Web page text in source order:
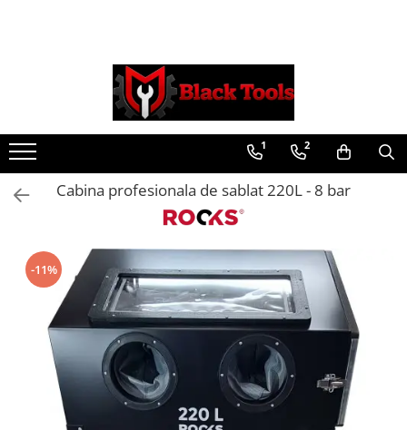
Scule Service Auto
Chei Si Truse De Chei
Chei combinate
Chei Combinate Cu Clichet
Chei Cotite
Clesti autoblocanti
Clesti pentru sertizat
Clesti pentru sigurante
Clesti reglabili pentru tevi
Clesti service auto
Clesti universali
Clima/Aer conditionat
1 2
Cabina profesionala de sablat 220L - 8 bar
-11%